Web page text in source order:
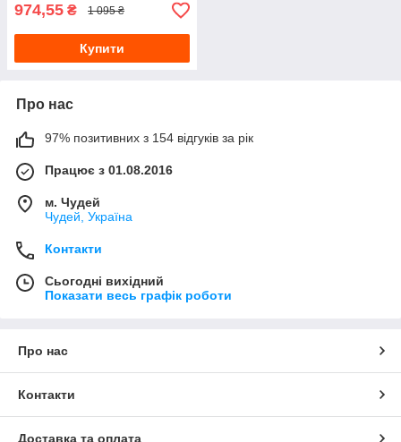
974,55 ₴ 1 095 ₴
Купити
Про нас
97% позитивних з 154 відгуків за рік
Працює з 01.08.2016
м. Чудей
Чудей, Україна
Контакти
Сьогодні вихідний
Показати весь графік роботи
Про нас
Контакти
Доставка та оплата